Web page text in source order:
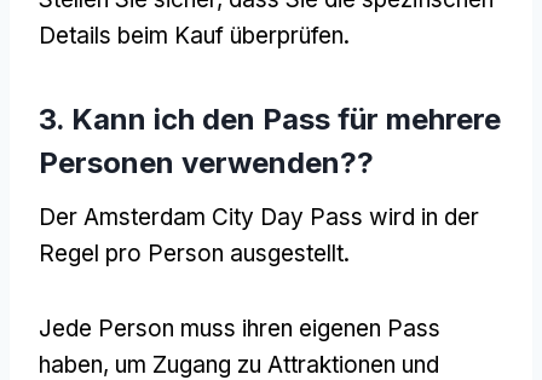
Details beim Kauf überprüfen.
3. Kann ich den Pass für mehrere
Personen verwenden??
Der Amsterdam City Day Pass wird in der
Regel pro Person ausgestellt.
Jede Person muss ihren eigenen Pass
haben, um Zugang zu Attraktionen und